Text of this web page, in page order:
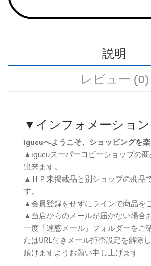
説明
レビュー (0)
▼インフォメーショ
igucuへようこそ、ショッピングを
▲igucuスーパーコピーショップの
出来ます。
▲ＨＰ未掲載品と別ショップの商品
す。
▲会員登録をせずにラインで商品を
▲当店からのメールが届かない場合
一度「迷惑メール」フォルダーをご
たはURL付きメール拒否設定を解除
頂けますようお願い申し上げます